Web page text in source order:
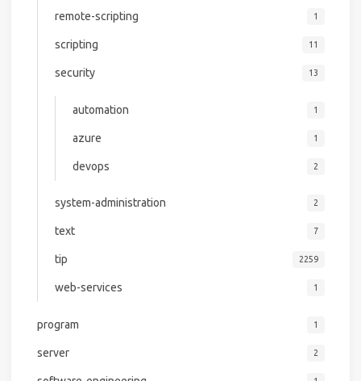
remote-scripting 1
scripting 11
security 13
automation 1
azure 1
devops 2
system-administration 2
text 7
tip 2259
web-services 1
program 1
server 2